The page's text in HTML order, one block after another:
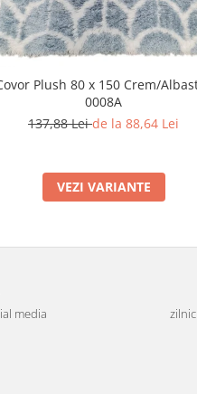
Plush 80 x 150 Crem/
0008A
137,88 Leide la 88,64 Lei
VEZI VARIANTE
media